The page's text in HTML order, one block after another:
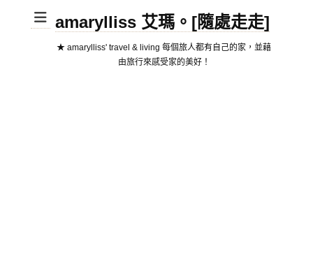
amarylliss 艾瑪。[隨處走走]
★ amarylliss' travel & living 每個旅人都有自己的家，並藉
由旅行來感受家的美好！